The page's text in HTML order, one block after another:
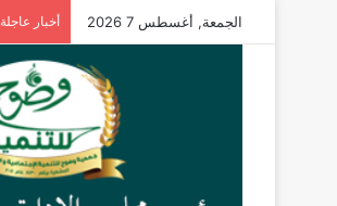
الجمعة, أغسطس 7 2026 أخبار عاجلة